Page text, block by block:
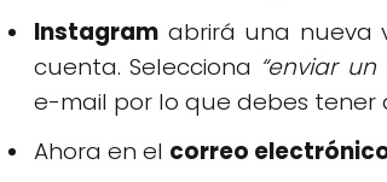
Instagram abrirá una nueva
cuenta. Selecciona “enviar
e-mail por lo que debes tener
Ahora en el correo